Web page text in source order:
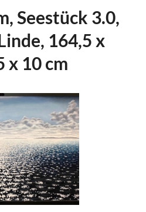
Seestück 3.0,
164,5 x
x 10 cm